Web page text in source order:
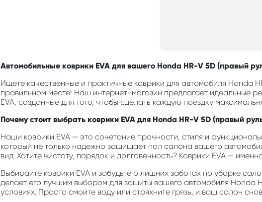
Автомобильные коврики EVA для вашего Honda HR-V 5D (правый
Ищете качественные и практичные коврики для автомобиля Honda
правильном месте! Наш интернет-магазин предлагает идеальные
EVA, созданные для того, чтобы сделать каждую поездку
Почему стоит выбрать коврики EVA для Honda HR-V 5D (правый
Наши коврики EVA — это сочетание прочности, стиля и
который не только надежно защищает пол салона вашего
вид. Хотите чистоту, порядок и долговечность? Коврики EVA —
Выбирайте коврики EVA и забудьте о лишних заботах по уборке
делает его лучшим выбором для защиты вашего автомобиля Honda
условиях. Просто смойте воду или стряхните грязь, и ваш салон